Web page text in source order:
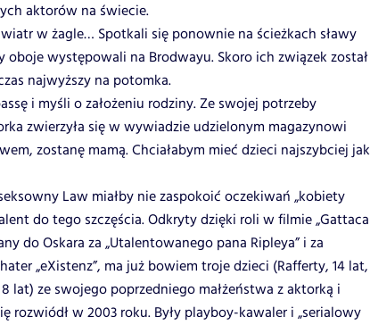
aktorów na świecie.
w żagle… Spotkali się ponownie na ścieżkach sławy
występowali na Brodwayu. Skoro ich związek został
najwyższy na potomka.
i myśli o założeniu rodziny. Ze swojej potrzeby
zwierzyła się w wywiadzie udzielonym magazynowi
zostanę mamą. Chciałabym mieć dzieci najszybciej jak
Law miałby nie zaspokoić oczekiwań „kobiety
do tego szczęścia. Odkryty dzięki roli w filmie „Gattaca
do Oskara za „Utalentowanego pana Ripleya” i za
„eXistenz”, ma już bowiem troje dzieci (Rafferty, 14 lat,
lat) ze swojego poprzedniego małżeństwa z aktorką i
rozwiódł w 2003 roku. Były playboy-kawaler i „serialowy